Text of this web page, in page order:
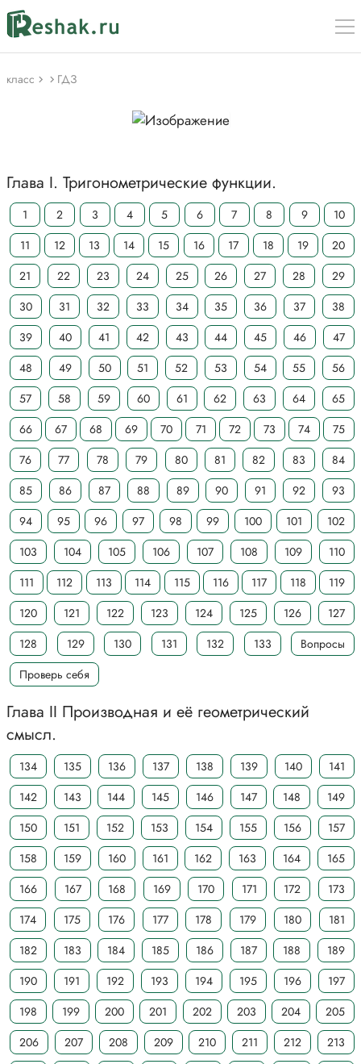
класс ГДЗ
Глава I. Тригонометрические функции.
1 2 3 4 5 6 7 8 9
10
11
12 13 14 15 16 17 18 19
20
21
22 23 24 25 26 27 28
29
30
31 32 33 34 35 36 37
38
39
40 41 42 43 44 45 46
47
48
49 50 51 52 53 54 55
56
57
58 59 60 61 62 63 64
65
66
67 68 69 70 71 72 73 74
75
76
77 78 79 80 81 82 83
84
85
86 87 88 89 90 91 92
93
94
95 96 97 98 99 100 101
102
103
104 105 106 107 108 109
110
111
112 113 114 115 116 117 118
119
120
121 122 123 124 125 126
127
128
129 130 131 132 133
Вопросы
Проверь себя
Глава II Производная и её геометрический
смысл.
134 135 136 137 138 139 140
141
142
143 144 145 146 147 148
149
150
151 152 153 154 155 156
157
158
159 160 161 162 163 164
165
166
167 168 169 170 171 172
173
174
175 176 177 178 179 180
181
182
183 184 185 186 187 188
189
190
191 192 193 194 195 196
197
198
199 200 201 202 203 204
205
206
207 208 209 210 211 212
213